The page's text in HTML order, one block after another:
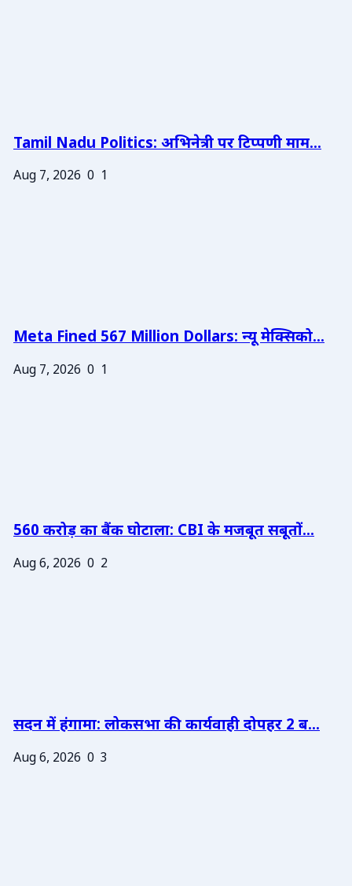
Tamil Nadu Politics: अभिनेत्री पर टिप्पणी माम...
Aug 7, 2026 0 1
Meta Fined 567 Million Dollars: न्यू मेक्सिको...
Aug 7, 2026 0 1
560 करोड़ का बैंक घोटाला: CBI के मजबूत सबूतों...
Aug 6, 2026 0 2
सदन में हंगामा: लोकसभा की कार्यवाही दोपहर 2 ब...
Aug 6, 2026 0 3